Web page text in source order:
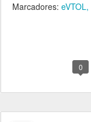
Marcadores: eVTOL
0